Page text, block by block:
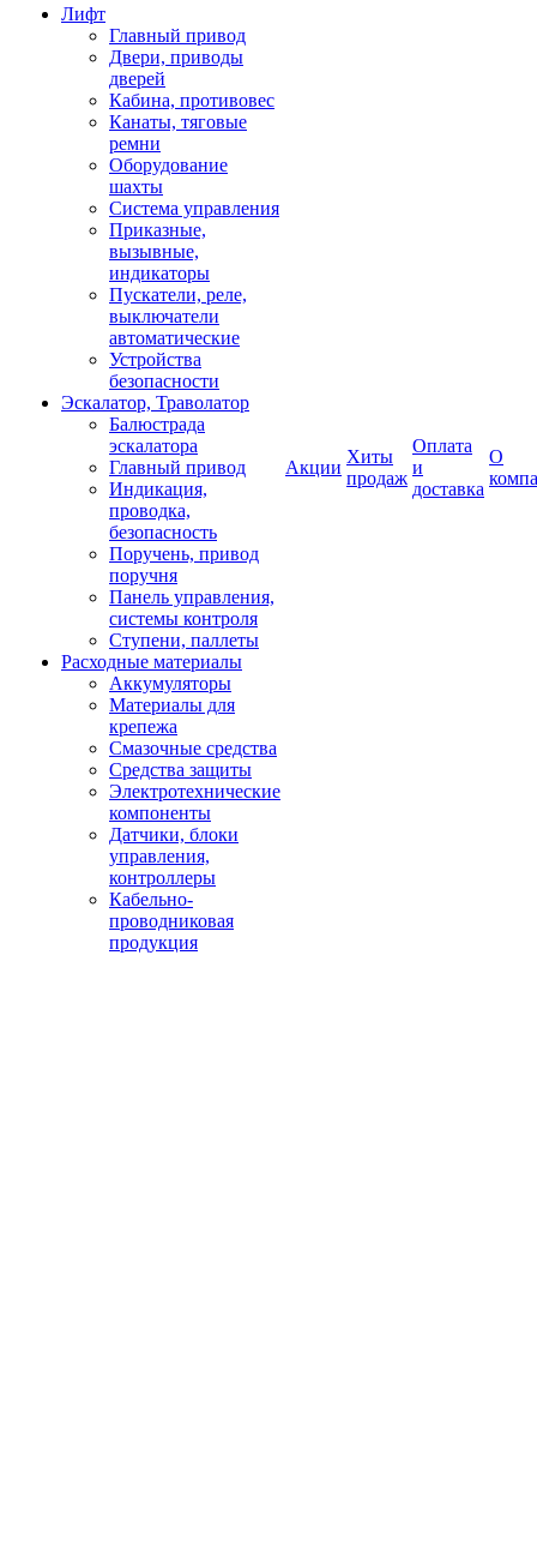
Лифт
Главный привод
Двери, приводы
дверей
Кабина, противовес
Канаты, тяговые
ремни
Оборудование
шахты
Система управления
Приказные,
вызывные,
индикаторы
Пускатели, реле,
выключатели
автоматические
Устройства
безопасности
Эскалатор, Траволатор
Балюстрада
эскалатора
Главный привод
Индикация,
проводка,
безопасность
Поручень, привод
поручня
Панель управления,
системы контроля
Ступени, паллеты
Расходные материалы
Аккумуляторы
Материалы для
крепежа
Смазочные средства
Средства защиты
Электротехнические
компоненты
Датчики, блоки
управления,
контроллеры
Кабельно-
проводниковая
продукция
Акции
Хиты
продаж
Оплата
и
доставка
О